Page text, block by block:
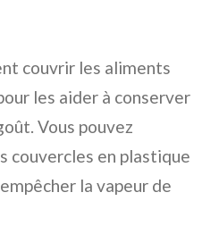
couvrir les aliments
les aider à conserver
Vous pouvez
couvercles en plastique
la vapeur de